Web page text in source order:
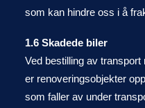
som kan hindre oss i å
1.6 Skadede biler
Ved bestilling av
er renoveringsobjekter
som faller av under